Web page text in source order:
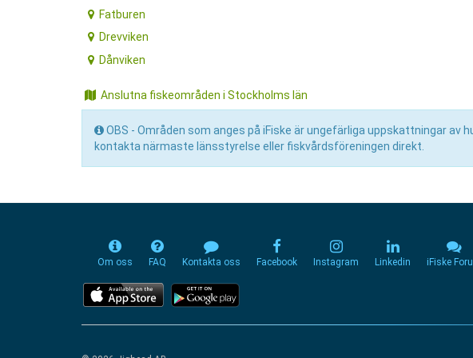
Fatburen
Drevviken
Dånviken
Anslutna fiskeområden i Stockholms län
OBS - Områden som anges på iFiske är ungefärliga uppskattningar av
kontakta närmaste länsstyrelse eller fiskvårdsföreningen direkt.
Om oss FAQ Kontakta oss Facebook Instagram Linkedin iFiske